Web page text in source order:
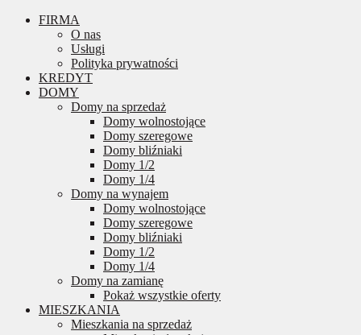
FIRMA
O nas
Usługi
Polityka prywatności
KREDYT
DOMY
Domy na sprzedaż
Domy wolnostojące
Domy szeregowe
Domy bliźniaki
Domy 1/2
Domy 1/4
Domy na wynajem
Domy wolnostojące
Domy szeregowe
Domy bliźniaki
Domy 1/2
Domy 1/4
Domy na zamianę
Pokaż wszystkie oferty
MIESZKANIA
Mieszkania na sprzedaż